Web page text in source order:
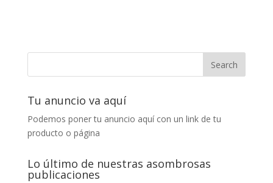
Tu anuncio va aquí
Podemos poner tu anuncio aquí con un link de tu
producto o página
Lo último de nuestras asombrosas
publicaciones